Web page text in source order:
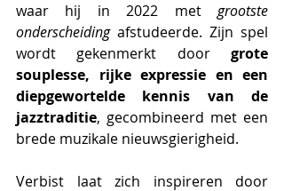
waar hij in 2022 met grootste
onderscheiding afstudeerde. Zijn spel
wordt gekenmerkt door grote
souplesse, rijke expressie en een
diepgewortelde kennis van de
jazztraditie, gecombineerd met een
brede muzikale nieuwsgierigheid.
Verbist laat zich inspireren door